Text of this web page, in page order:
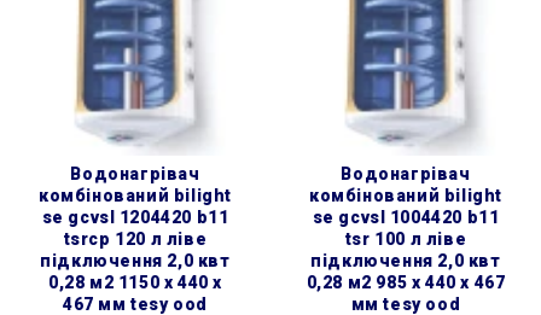
водонагрівач
комбінований bilight
se gcvsl 1204420 b11
tsrcp 120 л ліве
підключення 2,0 квт
0,28 м2 1150 x 440 x
467 мм tesy ood
водонагрівач
комбінований bilight
se gcvsl 1004420 b11
tsr 100 л ліве
підключення 2,0 квт
0,28 м2 985 x 440 x 467
мм tesy ood